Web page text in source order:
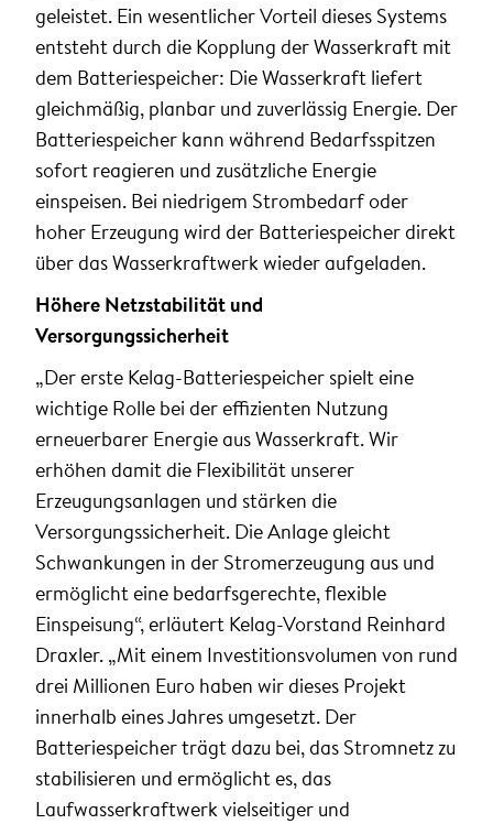
geleistet. Ein wesentlicher Vorteil dieses Systems
entsteht durch die Kopplung der Wasserkraft mit
dem Batteriespeicher: Die Wasserkraft liefert
gleichmäßig, planbar und zuverlässig Energie. Der
Batteriespeicher kann während Bedarfsspitzen
sofort reagieren und zusätzliche Energie
einspeisen. Bei niedrigem Strombedarf oder
hoher Erzeugung wird der Batteriespeicher direkt
über das Wasserkraftwerk wieder aufgeladen.
Höhere Netzstabilität und
Versorgungssicherheit
„Der erste Kelag-Batteriespeicher spielt eine
wichtige Rolle bei der effizienten Nutzung
erneuerbarer Energie aus Wasserkraft. Wir
erhöhen damit die Flexibilität unserer
Erzeugungsanlagen und stärken die
Versorgungssicherheit. Die Anlage gleicht
Schwankungen in der Stromerzeugung aus und
ermöglicht eine bedarfsgerechte, flexible
Einspeisung“, erläutert Kelag-Vorstand Reinhard
Draxler. „Mit einem Investitionsvolumen von rund
drei Millionen Euro haben wir dieses Projekt
innerhalb eines Jahres umgesetzt. Der
Batteriespeicher trägt dazu bei, das Stromnetz zu
stabilisieren und ermöglicht es, das
Laufwasserkraftwerk vielseitiger und